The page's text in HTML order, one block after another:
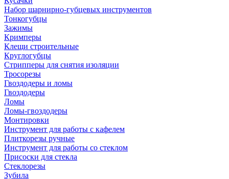
Набор шарнирно-губцевых инструментов
Тонкогубцы
Зажимы
Кримперы
Клещи строительные
Круглогубцы
Стрипперы для снятия изоляции
Тросорезы
Гвоздодеры и ломы
Гвоздодеры
Ломы
Ломы-гвоздодеры
Монтировки
Инструмент для работы с кафелем
Плиткорезы ручные
Инструмент для работы со стеклом
Присоски для стекла
Стеклорезы
Зубила